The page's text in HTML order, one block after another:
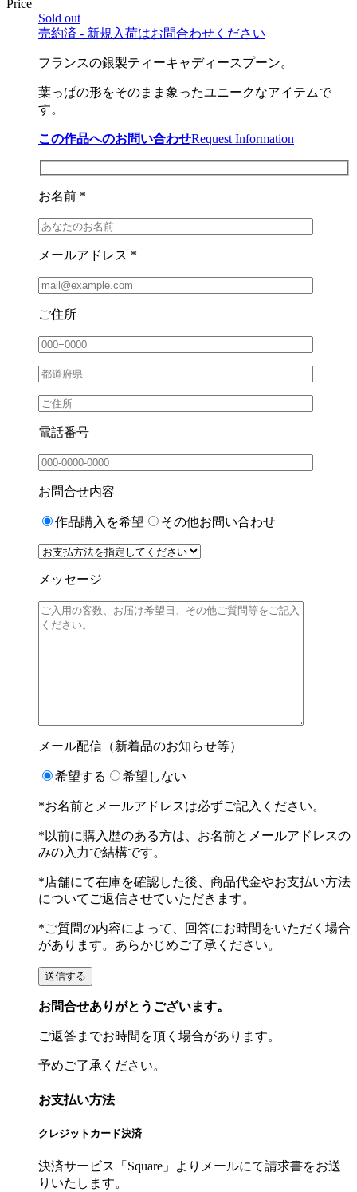
Price
Sold out
売約済 - 新規入荷はお問合わせください
フランスの銀製ティーキャディースプーン。
葉っぱの形をそのまま象ったユニークなアイテムで
す。
この作品へのお問い合わせRequest Information
お名前 *
メールアドレス *
ご住所
電話番号
お問合せ内容
作品購入を希望 その他お問い合わせ
メッセージ
メール配信（新着品のお知らせ等）
希望する 希望しない
*お名前とメールアドレスは必ずご記入ください。
*以前に購入歴のある方は、お名前とメールアドレスの
みの入力で結構です。
*店舗にて在庫を確認した後、商品代金やお支払い方法
についてご返信させていただきます。
*ご質問の内容によって、回答にお時間をいただく場合
があります。あらかじめご了承ください。
お問合せありがとうございます。
ご返答までお時間を頂く場合があります。
予めご了承ください。
お支払い方法
クレジットカード決済
決済サービス「Square」よりメールにて請求書をお送
りいたします。